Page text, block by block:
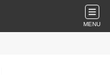
MENU